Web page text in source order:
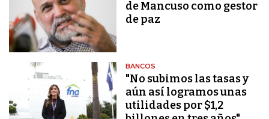
de Mancuso como gestor
de paz
BANCOS
"No subimos las tasas y
aún así logramos unas
utilidades por $1,2